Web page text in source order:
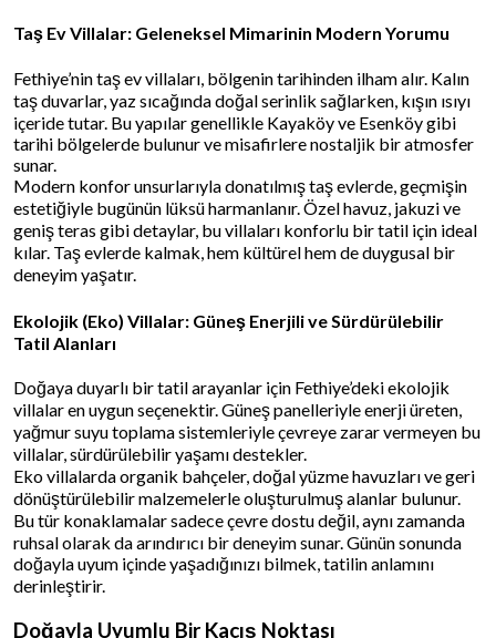
Taş Ev Villalar: Geleneksel Mimarinin Modern Yorumu
Fethiye’nin taş ev villaları, bölgenin tarihinden ilham alır. Kalın
taş duvarlar, yaz sıcağında doğal serinlik sağlarken, kışın ısıyı
içeride tutar. Bu yapılar genellikle Kayaköy ve Esenköy gibi
tarihi bölgelerde bulunur ve misafirlere nostaljik bir atmosfer
sunar.
Modern konfor unsurlarıyla donatılmış taş evlerde, geçmişin
estetiğiyle bugünün lüksü harmanlanır. Özel havuz, jakuzi ve
geniş teras gibi detaylar, bu villaları konforlu bir tatil için ideal
kılar. Taş evlerde kalmak, hem kültürel hem de duygusal bir
deneyim yaşatır.
Ekolojik (Eko) Villalar: Güneş Enerjili ve Sürdürülebilir
Tatil Alanları
Doğaya duyarlı bir tatil arayanlar için Fethiye’deki ekolojik
villalar en uygun seçenektir. Güneş panelleriyle enerji üreten,
yağmur suyu toplama sistemleriyle çevreye zarar vermeyen bu
villalar, sürdürülebilir yaşamı destekler.
Eko villalarda organik bahçeler, doğal yüzme havuzları ve geri
dönüştürülebilir malzemelerle oluşturulmuş alanlar bulunur.
Bu tür konaklamalar sadece çevre dostu değil, aynı zamanda
ruhsal olarak da arındırıcı bir deneyim sunar. Günün sonunda
doğayla uyum içinde yaşadığınızı bilmek, tatilin anlamını
derinleştirir.
Doğayla Uyumlu Bir Kaçış Noktası